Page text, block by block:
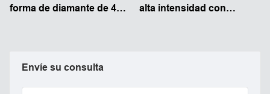
Envíe su consulta
forma de diamante de 48 V
alta intensidad con